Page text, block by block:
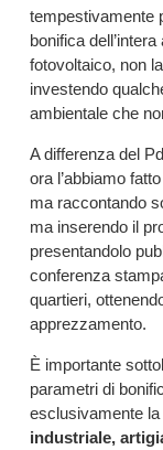
tempestivamente
bonifica
fotovoltaico, non
investendo
ambientale che
A differenza del
ora l’abbiamo
ma raccontando
ma inserendo il
presentandolo
conferenza
quartieri,
apprezzamento.
È importante
parametri di
esclusivamente
industriale,